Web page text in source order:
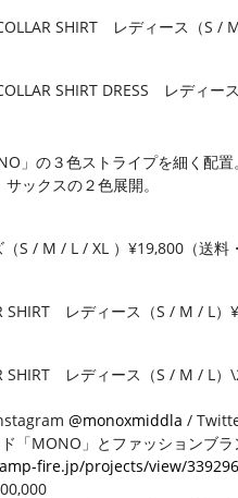
SHIRT レディース（S /
SHIRT DRESS レディー
」の３色ストライプを細く配
ックスの２色展開。
S / M / L / XL ）¥19,800（送料
SHIRT レディース（S / M / L）
SHIRT レディース（S / M / L）
@monoxmiddla /
「MONO」とファッションブ
fire.jp/projects/view/339296